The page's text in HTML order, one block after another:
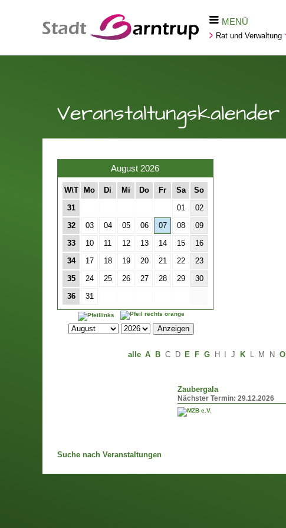
MENÜ
Rat und Verwaltung
Veranstaltungskalender
August 2026
W\T Mo Di Mi Do Fr Sa So
31 01 02
32 03 04 05 06 07 08 09
33 10 11 12 13 14 15 16
34 17 18 19 20 21 22 23
35 24 25 26 27 28 29 30
36 31
alle A B C D E F G H J K L M N O
Zaubergala
Nächster Termin:29.12.2026
Suche nach Veranstaltungen